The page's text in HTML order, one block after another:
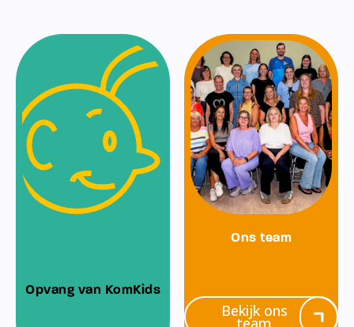
Opvang van KomKids
Ons team
Bekijk ons